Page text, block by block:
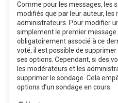
Comme pour les messages, les
modifiés que par leur auteur, les
administrateurs. Pour modifier
simplement le premier
obligatoirement associé à ce
voté, il est possible de
ses options. Cependant, si des
les modérateurs et les
supprimer le sondage. Cela
options d’un sondage en cours.